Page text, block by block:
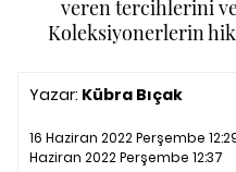
veren tercihlerini
Koleksiyonerlerin
Yazar: Kübra Bıçak
16 Haziran 2022 Perşembe
Haziran 2022 Perşembe 12:37